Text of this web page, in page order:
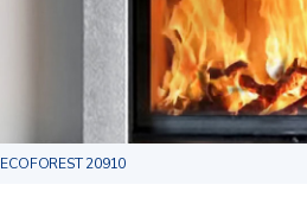
ECOFOREST 20910